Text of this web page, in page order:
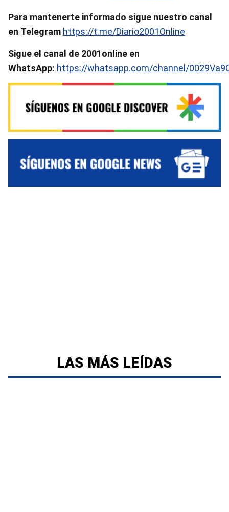
Para mantenerte informado sigue nuestro canal
en Telegram https://t.me/Diario2001Online
Sigue el canal de 2001online en
WhatsApp: https://whatsapp.com/channel/
LAS MÁS LEÍDAS